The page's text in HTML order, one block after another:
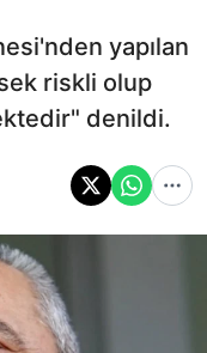
yapılan
riskli olup
denildi.